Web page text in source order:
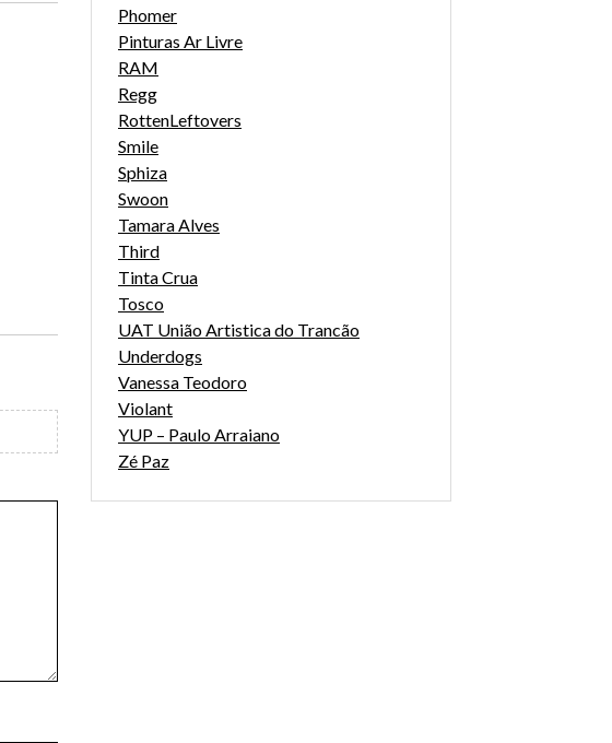
Phomer
Pinturas Ar Livre
RAM
Regg
RottenLeftovers
Smile
Sphiza
Swoon
Tamara Alves
Third
Tinta Crua
Tosco
UAT União Artistica do Trancão
Underdogs
Vanessa Teodoro
Violant
YUP – Paulo Arraiano
Zé Paz